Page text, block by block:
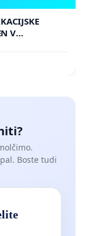
V
Boste tudi